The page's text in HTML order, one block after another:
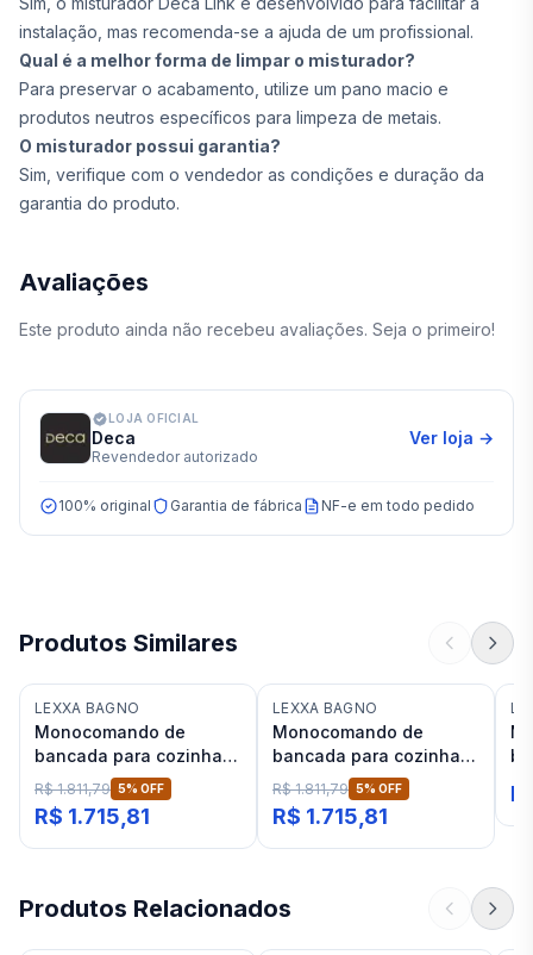
instalação, mas recomenda-se a ajuda de um profissional.
Qual é a melhor forma de limpar o misturador?
Para preservar o acabamento, utilize um pano macio e
produtos neutros específicos para limpeza de metais.
O misturador possui garantia?
Sim, verifique com o vendedor as condições e duração da
garantia do produto.
Avaliações
Este produto ainda não recebeu avaliações. Seja o primeiro!
LOJA OFICIAL
Deca
Revendedor autorizado
Ver loja →
100% original Garantia de fábrica NF-e em todo pedido
Produtos Similares
LEXXA BAGNO
Monocomando de
bancada para cozinha
Rosé Gold Lexxa Bagno
Frame LX2179RG
R$ 1.811,79 5% OFF
R$ 1.715,81
LEXXA BAGNO
Monocomando de
bancada para cozinha
Black/Rosé Gold Lexxa
Bagno Frame
LX2179BRG
R$ 1.811,79 5% OFF
R$ 1.715,81
Produtos Relacionados